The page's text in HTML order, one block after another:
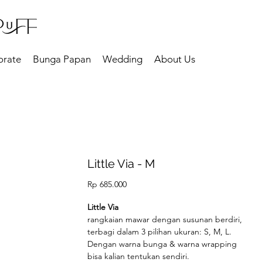
Bunga Papan Wedding About Us
Little Via - M
Rp 685.000Price
Little Via
rangkaian mawar dengan susunan berdiri,
terbagi dalam 3 pilihan ukuran: S, M, L.
Dengan warna bunga & warna wrapping
bisa kalian tentukan sendiri.